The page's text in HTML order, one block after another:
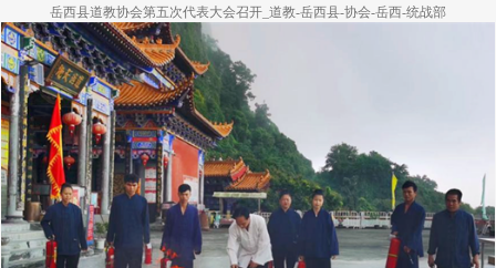
岳西县道教协会第五次代表大会召开_道教-岳西县-协会-岳西-统战部